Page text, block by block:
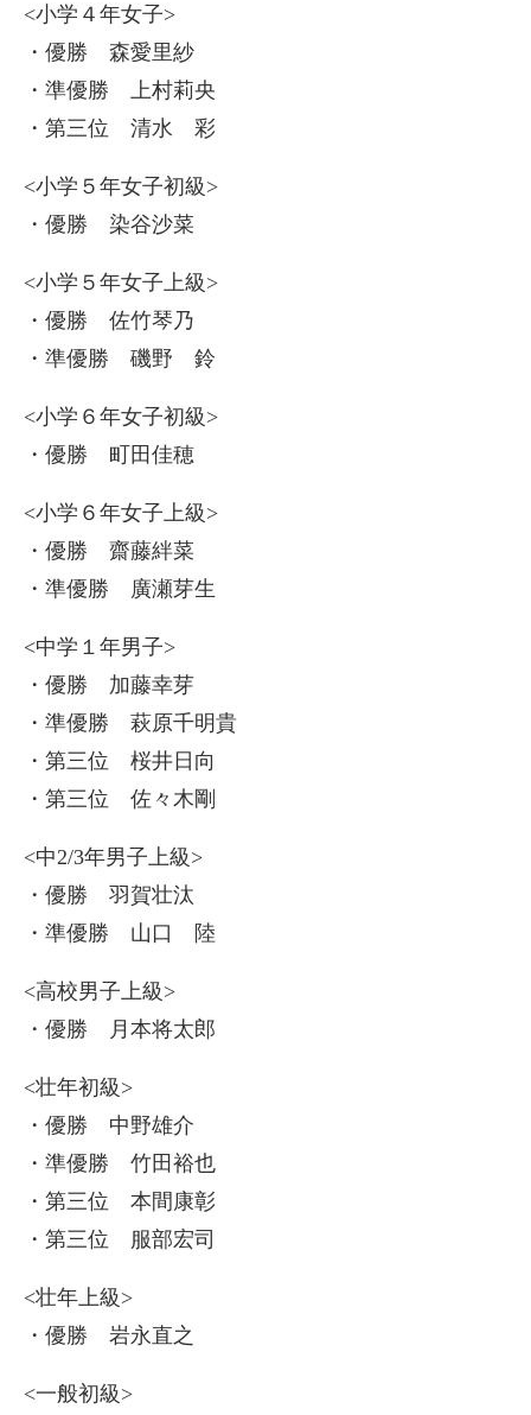
<小学４年女子>
・優勝 森愛里紗
・準優勝 上村莉央
・第三位 清水 彩
<小学５年女子初級>
・優勝 染谷沙菜
<小学５年女子上級>
・優勝 佐竹琴乃
・準優勝 磯野 鈴
<小学６年女子初級>
・優勝 町田佳穂
<小学６年女子上級>
・優勝 齋藤絆菜
・準優勝 廣瀬芽生
<中学１年男子>
・優勝 加藤幸芽
・準優勝 萩原千明貴
・第三位 桜井日向
・第三位 佐々木剛
<中2/3年男子上級>
・優勝 羽賀壮汰
・準優勝 山口 陸
<高校男子上級>
・優勝 月本将太郎
<壮年初級>
・優勝 中野雄介
・準優勝 竹田裕也
・第三位 本間康彰
・第三位 服部宏司
<壮年上級>
・優勝 岩永直之
<一般初級>